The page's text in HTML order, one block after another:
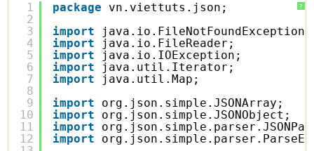
?
1
2
3
4
5
6
7
8
9
10
11
12
package
vn.viettuts.json;
import
java.io.FileNotFoundException;
import
java.io.FileReader;
import
java.io.IOException;
import
java.util.Iterator;
import
java.util.Map;
import
org.json.simple.JSONArray;
import
org.json.simple.JSONObject;
import
import